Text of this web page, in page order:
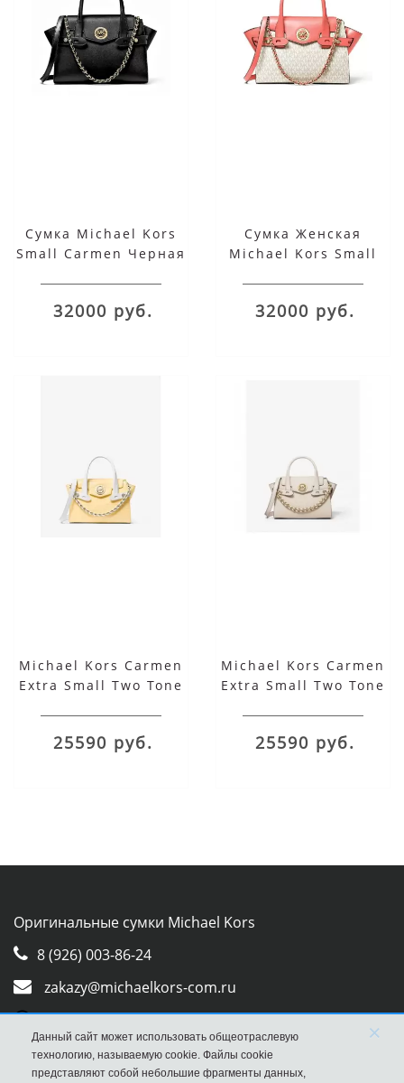
Сумка Michael Kors
Small Carmen Черная
32000 руб.
Сумка Женская
Michael Kors Small
32000 руб.
Michael Kors Carmen
Extra Small Two Tone
Satchel желтая
25590 руб.
Michael Kors Carmen
Extra Small Two Tone
Satchel
25590 руб.
Оригинальные сумки Michael Kors
8 (926) 003-86-24
zakazy@michaelkors-com.ru
Whatsapp
Viber
Данный сайт может использовать общеотраслевую
технологию, называемую cookie. Файлы cookie
представляют собой небольшие фрагменты данных,
×